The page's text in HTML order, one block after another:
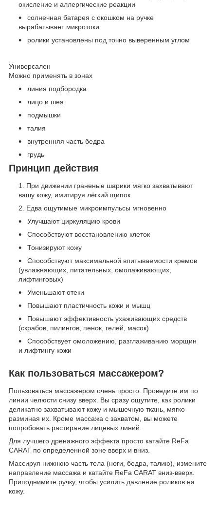
окисление и аллергические реакции
солнечная батарея с окошком на ручке
вырабатывает микротоки
ролики установлены под точно выверенным углом
Универсален
Можно применять в зонах
линия подбородка
лицо и шея
подмышки
талия
внутренняя часть бедра
грудь
Принцип действия
При движении граненые шарики мягко захватывают
вашу кожу, имитируя лёгкий щипок.
Едва ощутимые микроимпульсы мгновенно
Улучшают циркуляцию крови
Способствуют восстановлению клеток
Тонизируют кожу
Способствуют максимальной впитываемости кремов
(увлажняющих, питательных, омолаживающих,
лифтинговых)
Уменьшают отеки
Повышают пластичность кожи и мышц
Повышают эффективность ухаживающих средств
(скрабов, пилингов, пенок, гелей, масок)
Способствует омоложению, разглаживанию морщин
и лифтингу кожи
Как пользоваться массажером?
Пользоваться массажером очень просто. Проведите им по
линии челюсти снизу вверх. Вы сразу ощутите, как ролики
деликатно захватывают кожу и мышечную ткань, мягко
разминая их. Кроме массажа с захватом, вы можете
попробовать растирание лицевых линий.
Для лучшего дренажного эффекта просто катайте ReFa
CARAT по определенной зоне вверх и вниз.
Массируя нижнюю часть тела (ноги, бедра, талию), измените
направление массажа и катайте ReFa CARAT вниз-вверх.
Приподнимите ручку, чтобы усилить давление роликов на
кожу.